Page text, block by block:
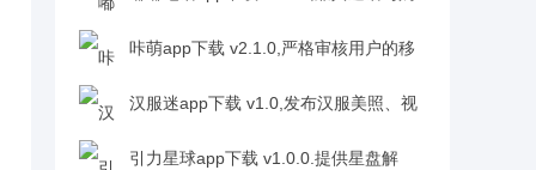
物功能v1.1.4咔萌app下载 v2.1.0,严格审核用户的移
动社交客户端，安全有保障v2.1.0
汉服迷app下载 v1.0,发布汉服美照、视
频和日常，与同好交流v1.0
引力星球app下载 v1.0.0.提供星盘解